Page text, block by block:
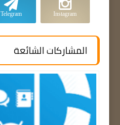
Instagram
Telegram
المشاركات الشائعة